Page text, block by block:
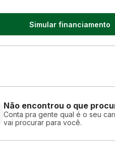
Simular financiamento
Não encontrou o que
Conta pra gente qual é o seu
vai procurar para você.